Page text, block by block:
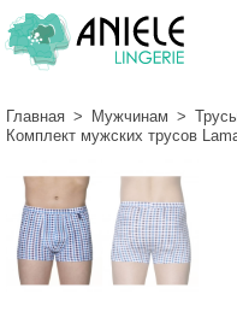
Главная > Мужчинам >
Комплект мужских трусов